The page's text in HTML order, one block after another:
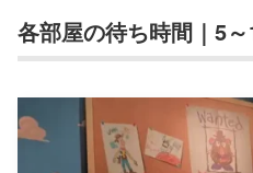
各部屋の待ち時間｜5